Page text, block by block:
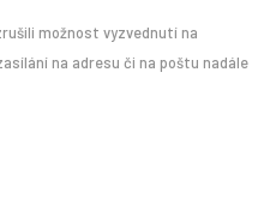
možnost vyzvednutí na
na adresu či na poštu nadále